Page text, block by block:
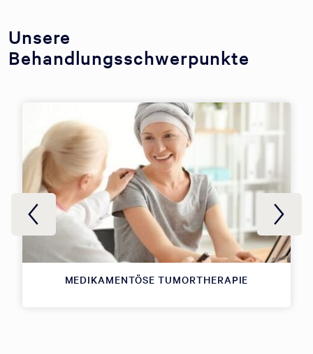
Unsere
Behandlungsschwerpunkte
MEDIKAMENTÖSE TUMORTHERAPIE